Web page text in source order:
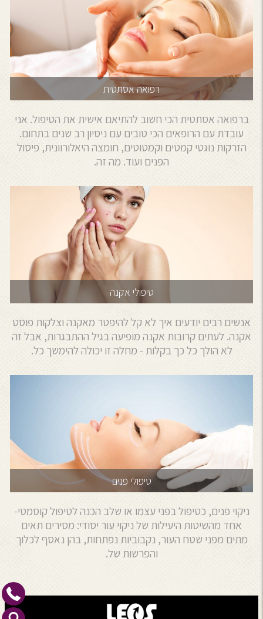
רפואה אסתטית
ברפואה אסתטית הכי חשוב להתיאם אישית את הטיפול. אני
עובדת עם הרופאים הכי טובים עם ניסיון רב שנים בתחום.
הזרקות נוגטי קמטים וקמטוטים, חומצה היאלורוונית, פיסול
הפנים ועוד. מה זה.
טיפולי אקנה
אנשים רבים יודעים איך לא קל להיפטר מאקנה וצלקות פוסט
אקנה. לעתים קרובות אקנה מופיעה בגיל ההתבגרות, אבל זה
לא הולך כל כך בקלות - מחלה זו יכולה להימשך כל.
טיפולי פנים
ניקוי פנים, כטיפול בפני עצמו או שלב הכנה לטיפול קוסמטי-
אחד מהשיטות היעילות של ניקוי עור יסודי: מסירים תאים
מתים מפני שטח העור, נקבוביות נפתחות, בהן נאסף לכלוך
והפרשות של.